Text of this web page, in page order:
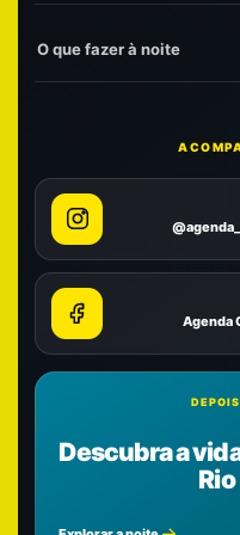
O que fazer à noite
Agenda
Descubra a
Rio